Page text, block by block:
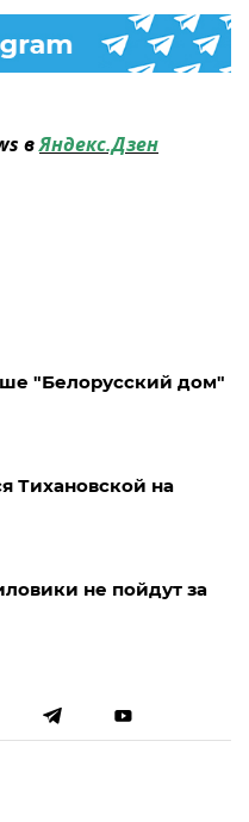
вЯндекс.Дзен
"Белорусский дом"
Тихановской на
не пойдут за